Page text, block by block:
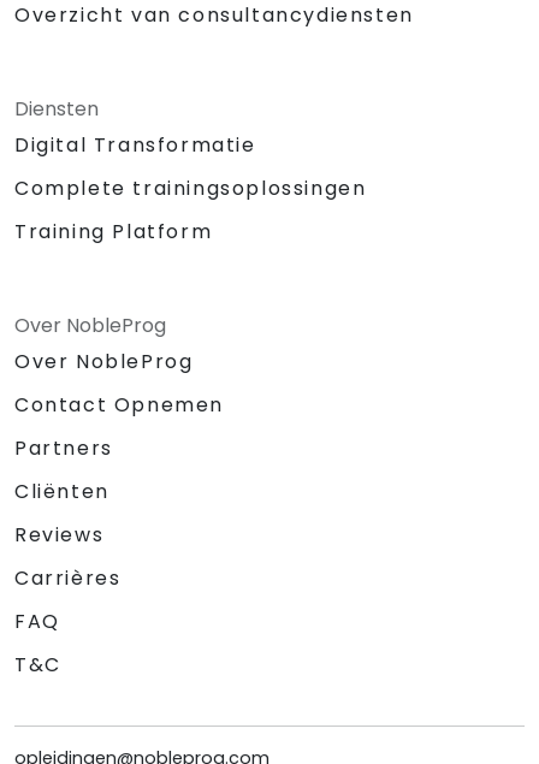
Overzicht van consultancydiensten
Diensten
Digital Transformatie
Complete trainingsoplossingen
Training Platform
Over NobleProg
Over NobleProg
Contact Opnemen
Partners
Cliënten
Reviews
Carrières
FAQ
T&C
opleidingen@nobleprog.com